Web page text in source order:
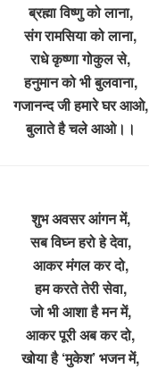
ब्रह्मा विष्णु को लाना,
संग रामसिया को लाना,
राधे कृष्णा गोकुल से,
हनुमान को भी बुलवाना,
गजानन्द जी हमारे घर आओ,
बुलाते है चले आओ।।
शुभ अवसर आंगन में,
सब विघ्न हरो हे देवा,
आकर मंगल कर दो,
हम करते तेरी सेवा,
जो भी आशा है मन में,
आकर पूरी अब कर दो,
खोया है ‘मुकेश’ भजन में,